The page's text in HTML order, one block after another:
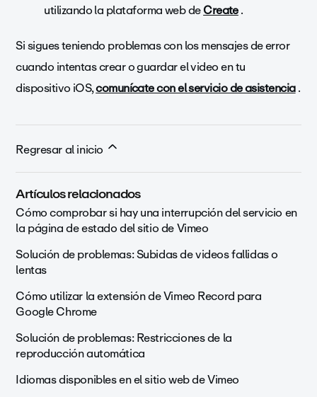
utilizando la plataforma web deCreate.
Si sigues teniendo problemas con los mensajes de error
cuando intentas crear o guardar el video en tu
dispositivo iOS,comunícate con el servicio de asistencia.
Regresar al inicio
Artículos relacionados
Cómo comprobar si hay una interrupción del servicio en
la página de estado del sitio de Vimeo
Solución de problemas: Subidas de videos fallidas o
lentas
Cómo utilizar la extensión de Vimeo Record para
Google Chrome
Solución de problemas: Restricciones de la
reproducción automática
Idiomas disponibles en el sitio web de Vimeo